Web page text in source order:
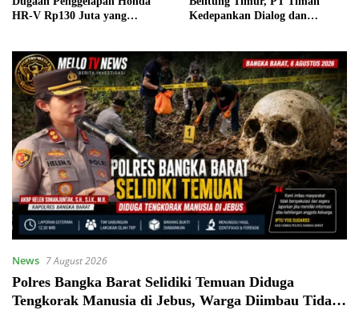
Kedepankan Dialog dan
Langsung Usut Dugaan
News 7 August 2026
Polres Bangka Barat Selidiki Temuan Diduga
Tengkorak Manusia di Jebus, Warga Diimbau Tidak